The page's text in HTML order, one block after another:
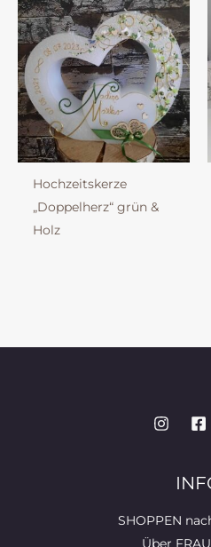
Hochzeitskerze
„Doppelherz“ grün &
Holz
SHOPPEN
Über